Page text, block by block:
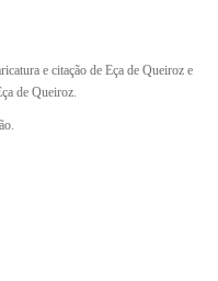
e citação de Eça de Queiroz e
de Queiroz.